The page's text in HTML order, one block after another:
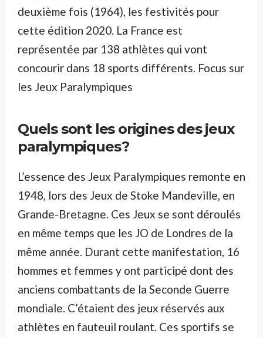
deuxième fois (1964), les festivités pour
cette édition 2020. La France est
représentée par 138 athlètes qui vont
concourir dans 18 sports différents. Focus sur
les Jeux Paralympiques
Quels sont les origines des jeux
paralympiques ?
L’essence des Jeux Paralympiques remonte en
1948, lors des Jeux de Stoke Mandeville, en
Grande-Bretagne. Ces Jeux se sont déroulés
en même temps que les JO de Londres de la
même année. Durant cette manifestation, 16
hommes et femmes y ont participé dont des
anciens combattants de la Seconde Guerre
mondiale. C’étaient des jeux réservés aux
athlètes en fauteuil roulant. Ces sportifs se